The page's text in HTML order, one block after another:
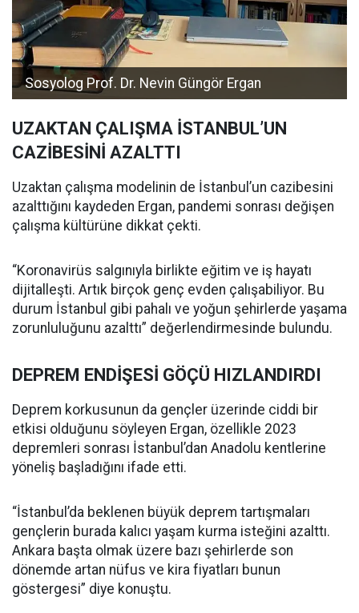
Sosyolog Prof. Dr. Nevin Güngör Ergan
UZAKTAN ÇALIŞMA İSTANBUL’UN
CAZİBESİNİ AZALTTI
Uzaktan çalışma modelinin de İstanbul’un cazibesini
azalttığını kaydeden Ergan, pandemi sonrası değişen
çalışma kültürüne dikkat çekti.
“Koronavirüs salgınıyla birlikte eğitim ve iş hayatı
dijitalleşti. Artık birçok genç evden çalışabiliyor. Bu
durum İstanbul gibi pahalı ve yoğun şehirlerde yaşama
zorunluluğunu azalttı” değerlendirmesinde bulundu.
DEPREM ENDİŞESİ GÖÇÜ HIZLANDIRDI
Deprem korkusunun da gençler üzerinde ciddi bir
etkisi olduğunu söyleyen Ergan, özellikle 2023
depremleri sonrası İstanbul’dan Anadolu kentlerine
yöneliş başladığını ifade etti.
“İstanbul’da beklenen büyük deprem tartışmaları
gençlerin burada kalıcı yaşam kurma isteğini azalttı.
Ankara başta olmak üzere bazı şehirlerde son
dönemde artan nüfus ve kira fiyatları bunun
göstergesi” diye konuştu.